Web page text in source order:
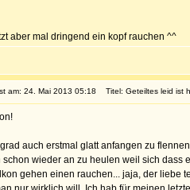
aber mal dringend ein kopf rauchen ^^
am: 24. Mai 2013 05:18 Titel: Geteiltes leid ist
auch erstmal glatt anfangen zu
schon wieder an zu heulen weil sich dass
gehen einen rauchen... jaja, der liebe